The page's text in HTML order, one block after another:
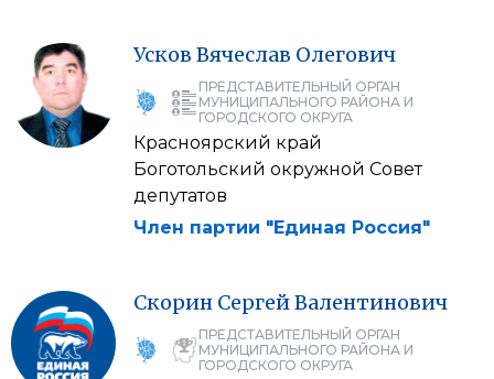
Усков Вячеслав Олегович
ПРЕДСТАВИТЕЛЬНЫЙ ОРГАН
МУНИЦИПАЛЬНОГО РАЙОНА И
ГОРОДСКОГО ОКРУГА
Красноярский край
Боготольский окружной Совет
депутатов
Член партии "Единая Россия"
Скорин СергейВалентинович
ПРЕДСТАВИТЕЛЬНЫЙ ОРГАН
МУНИЦИПАЛЬНОГО РАЙОНА И
ГОРОДСКОГО ОКРУГА